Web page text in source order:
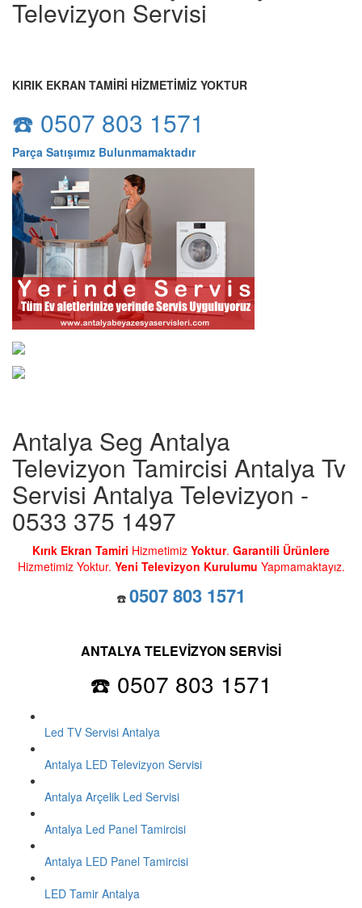
Televizyon Servisi
KIRIK EKRAN TAMİRİ HİZMETİMİZ YOKTUR
☎️ 0507 803 1571
Parça Satışımız Bulunmamaktadır
Antalya Seg Antalya
Televizyon Tamircisi Antalya Tv
Servisi Antalya Televizyon -
0533 375 1497
Kırık Ekran Tamiri Hizmetimiz Yoktur. Garantili Ürünlere
Hizmetimiz Yoktur. Yeni Televizyon Kurulumu Yapmamaktayız.
☎️ 0507 803 1571
ANTALYA TELEVİZYON SERVİSİ
☎️ 0507 803 1571
Led TV Servisi Antalya
Antalya LED Televizyon Servisi
Antalya Arçelik Led Servisi
Antalya Led Panel Tamircisi
Antalya LED Panel Tamircisi
LED Tamir Antalya